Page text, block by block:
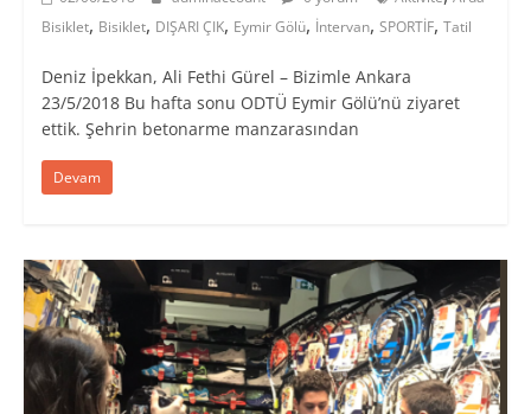
Bisiklet, Bisiklet, DIŞARI ÇIK, Eymir Gölü, İntervan, SPORTİF, Tatil
Deniz İpekkan, Ali Fethi Gürel – Bizimle Ankara
23/5/2018 Bu hafta sonu ODTÜ Eymir Gölü’nü ziyaret
ettik. Şehrin betonarme manzarasından
Devam